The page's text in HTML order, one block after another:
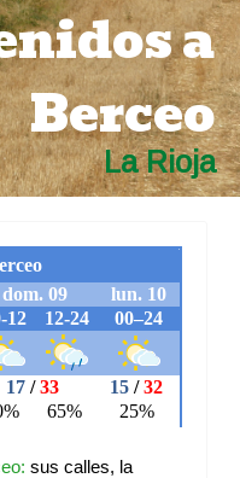
a
Berceo
La Rioja
sus calles, la